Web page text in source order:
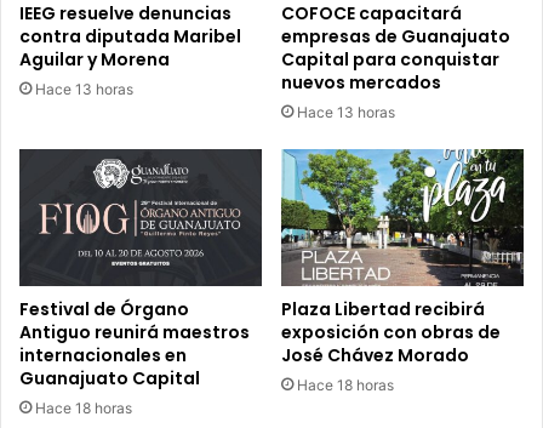
IEEG resuelve denuncias
contra diputada Maribel
Aguilar y Morena
Hace 13 horas
COFOCE capacitará
empresas de Guanajuato
Capital para conquistar
nuevos mercados
Hace 13 horas
Festival de Órgano
Antiguo reunirá maestros
internacionales en
Guanajuato Capital
Hace 18 horas
Plaza Libertad recibirá
exposición con obras de
José Chávez Morado
Hace 18 horas